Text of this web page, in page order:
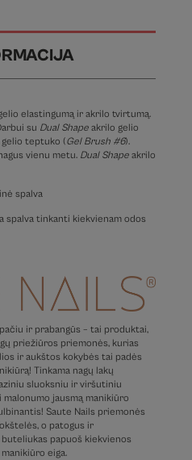
elastingumą ir akrilo tvirtumą.
su Dual Shapeakrilo gelio
teptuko (Gel Brush #6).
vienu metu. Dual Shapeakrilo
spalva
spalva tinkanti kiekvienam odos
ir prabangūs – tai produktai,
priežiūros priemonės, kurias
ir aukštos kokybės tai padės
Tinkama nagų lakų
sluoksniu ir viršutiniu
jausmą manikiūro
Saute Nails priemonės
o patogus ir
papuoš kiekvienos
eiga.